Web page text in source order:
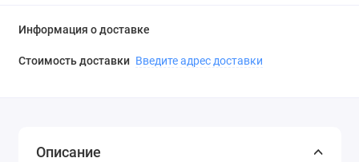
Информация о доставке
Стоимость доставки Введите адрес доставки
Описание